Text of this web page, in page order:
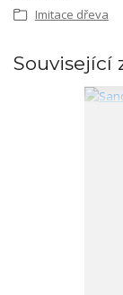
Imitace dřeva
Související